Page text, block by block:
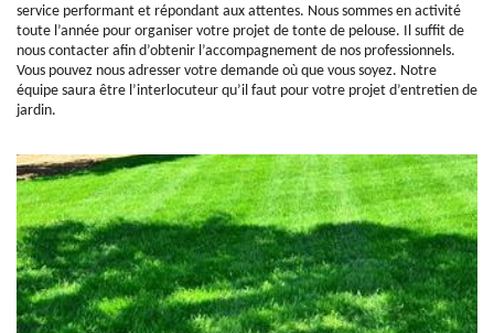
service performant et répondant aux attentes. Nous sommes en activité
toute l’année pour organiser votre projet de tonte de pelouse. Il suffit de
nous contacter afin d’obtenir l’accompagnement de nos professionnels.
Vous pouvez nous adresser votre demande où que vous soyez. Notre
équipe saura être l’interlocuteur qu’il faut pour votre projet d’entretien de
jardin.